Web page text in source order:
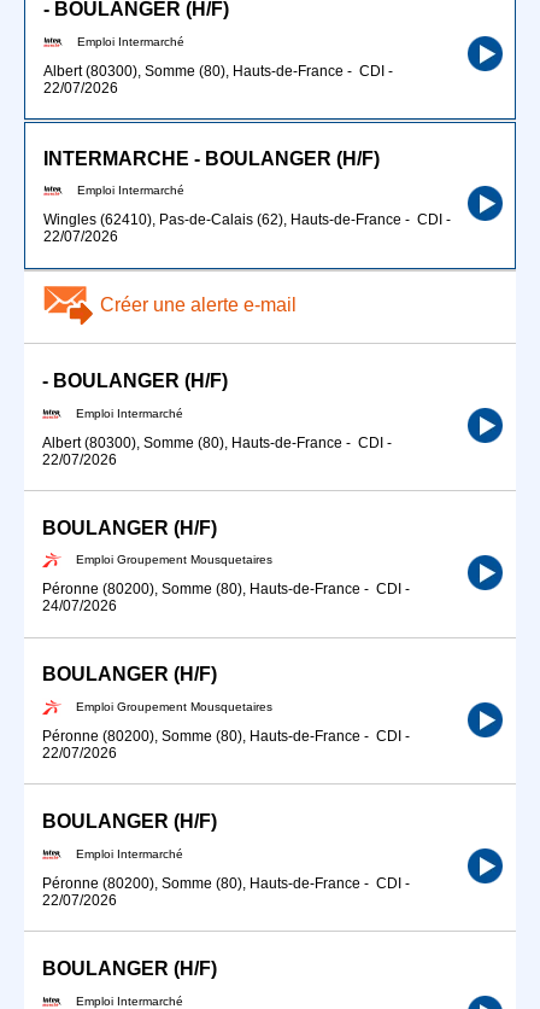
- BOULANGER (H/F)
Emploi Intermarché
Albert (80300), Somme (80), Hauts-de-France - CDI -
22/07/2026
INTERMARCHE - BOULANGER (H/F)
Emploi Intermarché
Wingles (62410), Pas-de-Calais (62), Hauts-de-France - CDI -
22/07/2026
Créer une alerte e-mail
- BOULANGER (H/F)
Emploi Intermarché
Albert (80300), Somme (80), Hauts-de-France - CDI -
22/07/2026
BOULANGER (H/F)
Emploi Groupement Mousquetaires
Péronne (80200), Somme (80), Hauts-de-France - CDI -
24/07/2026
BOULANGER (H/F)
Emploi Groupement Mousquetaires
Péronne (80200), Somme (80), Hauts-de-France - CDI -
22/07/2026
BOULANGER (H/F)
Emploi Intermarché
Péronne (80200), Somme (80), Hauts-de-France - CDI -
22/07/2026
BOULANGER (H/F)
Emploi Intermarché